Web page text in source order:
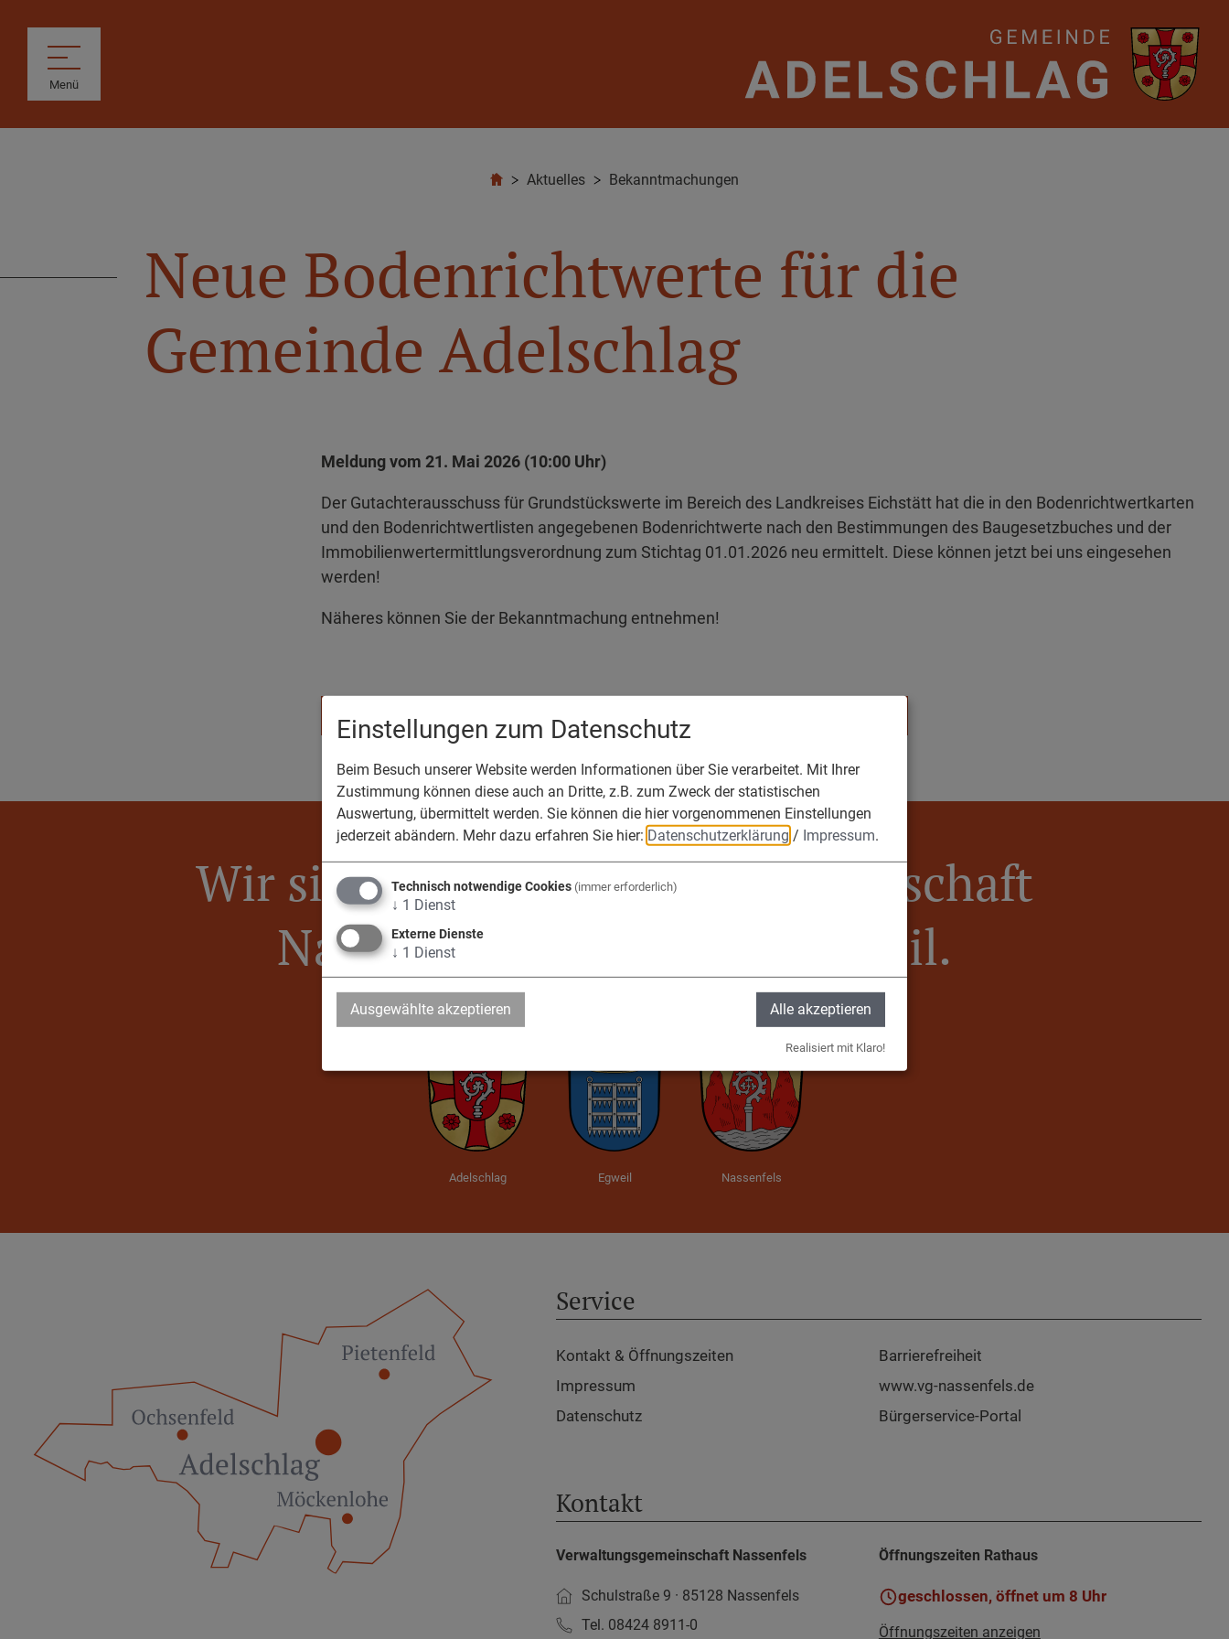
Menü
Aktuelles Bekanntmachungen
Neue Bodenrichtwerte für die
Gemeinde Adelschlag
Meldung vom 21. Mai 2026 (10:00 Uhr)
Der Gutachterausschuss für Grundstückswerte im Bereich des Landkreises Eichstätt hat die in den Bodenrichtwertkarten
und den Bodenrichtwertlisten angegebenen Bodenrichtwerte nach den Bestimmungen des Baugesetzbuches und der
Immobilienwertermittlungsverordnung zum Stichtag 01.01.2026 neu ermittelt. Diese können jetzt bei uns eingesehen
werden!
Näheres können Sie der Bekanntmachung entnehmen!
Bekanntmachung zu den Bodenrichtwerten der Gemeide Adelschlag
Wir sind die Verwaltungsgemeinschaft
Nassenfels, Adelschlag, Egweil.
Adelschlag Egweil Nassenfels
Service
Kontakt & Öffnungszeiten
Impressum
Datenschutz
Barrierefreiheit
www.vg-nassenfels.de
Bürgerservice-Portal
Kontakt
Verwaltungsgemeinschaft Nassenfels
Schulstraße 9 · 85128 Nassenfels
Tel. 08424 8911-0
Öffnungszeiten Rathaus
geschlossen, öffnet um 8 Uhr
Öffnungszeiten anzeigen
Einstellungen zum Datenschutz
Beim Besuch unserer Website werden Informationen über Sie verarbeitet. Mit Ihrer
Zustimmung können diese auch an Dritte, z.B. zum Zweck der statistischen
Auswertung, übermittelt werden. Sie können die hier vorgenommenen Einstellungen
jederzeit abändern. Mehr dazu erfahren Sie hier: Datenschutzerklärung / Impressum.
Technisch notwendige Cookies (immer erforderlich)
↓ 1 Dienst
Externe Dienste
↓ 1 Dienst
Ausgewählte akzeptieren Alle akzeptieren
Realisiert mit Klaro!